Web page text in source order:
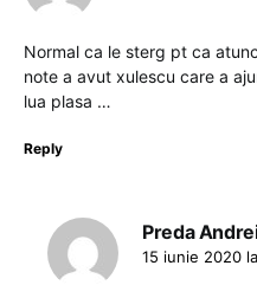
Normal ca le sterg pt ca
note a avut xulescu care a
lua plasa …
Reply
Preda
15 iunie 2020